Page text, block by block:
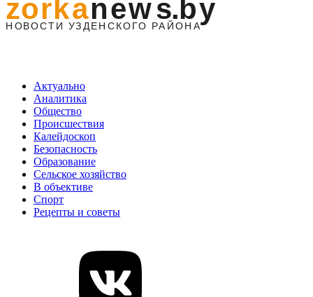
Актуально
Аналитика
Общество
Происшествия
Калейдоскоп
Безопасность
Образование
Сельское хозяйство
В объективе
Спорт
Рецепты и советы